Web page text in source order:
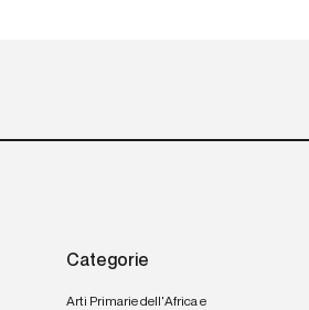
Categorie
Arti Primarie dell'Africa e